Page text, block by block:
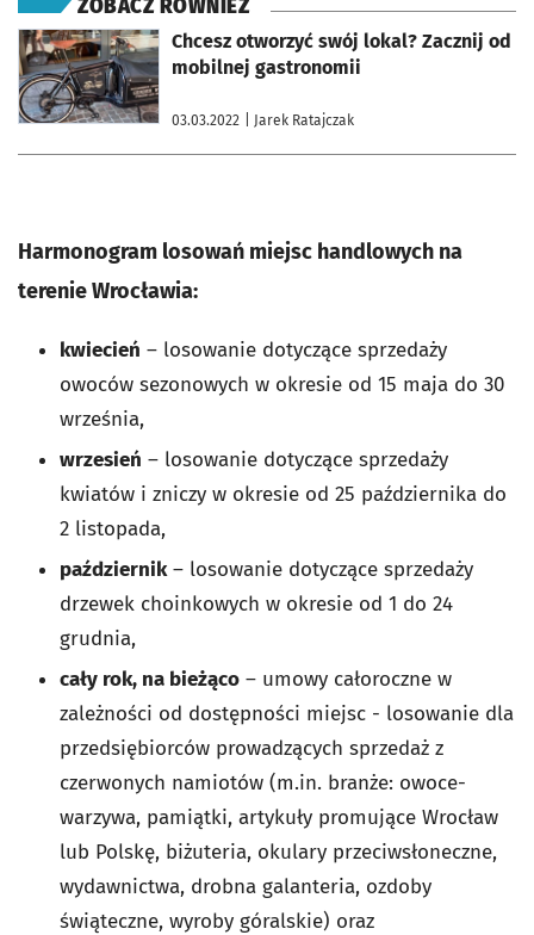
ZOBACZ RÓWNIEŻ
Chcesz otworzyć swój lokal? Zacznij od
mobilnej gastronomii
03.03.2022 | Jarek Ratajczak
otworzy się w nowej karcie
Harmonogram losowań miejsc handlowych na
terenie Wrocławia:
kwiecień – losowanie dotyczące sprzedaży
owoców sezonowych w okresie od 15 maja do 30
września,
wrzesień – losowanie dotyczące sprzedaży
kwiatów i zniczy w okresie od 25 października do
2 listopada,
październik– losowanie dotyczące sprzedaży
drzewek choinkowych w okresie od 1 do 24
grudnia,
cały rok, na bieżąco – umowy całoroczne w
zależności od dostępności miejsc - losowanie dla
przedsiębiorców prowadzących sprzedaż z
czerwonych namiotów (m.in. branże: owoce-
warzywa, pamiątki, artykuły promujące Wrocław
lub Polskę, biżuteria, okulary przeciwsłoneczne,
wydawnictwa, drobna galanteria, ozdoby
świąteczne, wyroby góralskie) oraz